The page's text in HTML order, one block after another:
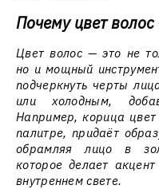
Почему цвет волос
Цвет волос — это не
но и мощный
подчеркнуть черты
или холодным,
Например, корица цвет
палитре, придаёт
обрамляя лицо в
которое делает
внутреннем свете.